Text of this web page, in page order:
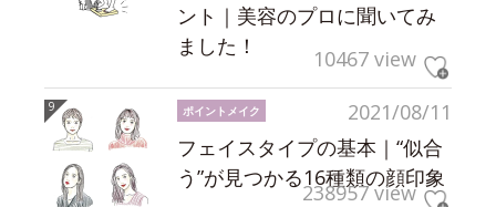
ント｜美容のプロに聞いてみ
ました！
10467 view
2021/08/11
ポイントメイク
フェイスタイプの基本｜“似合
う”が見つかる16種類の顔印象
238957 view